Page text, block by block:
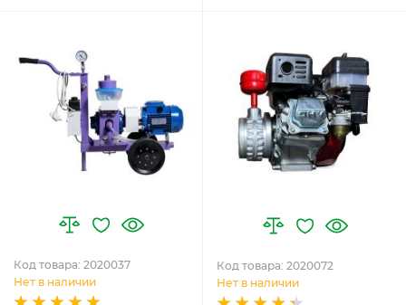
Код товара: 2020037
Нет в наличии
Код товара: 2020072
Нет в наличии